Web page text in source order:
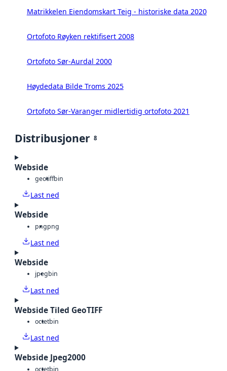
Matrikkelen Eiendomskart Teig - historiske data 2020
Ortofoto Røyken rektifisert 2008
Ortofoto Sør-Aurdal 2000
Høydedata Bilde Troms 2025
Ortofoto Sør-Varanger midlertidig ortofoto 2021
Distribusjoner 8
Webside
geotiffbin
Last ned
Webside
pngpng
Last ned
Webside
jpegbin
Last ned
Webside Tiled GeoTIFF
octetbin
Last ned
Webside Jpeg2000
octetbin